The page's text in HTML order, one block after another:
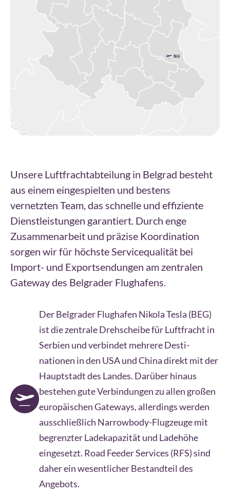
Unsere Luftfrachtabteilung in Belgrad besteht
aus einem eingespielten und bestens
vernetzten Team, das schnelle und effiziente
Dienstleistungen garantiert. Durch enge
Zusammenarbeit und präzise Koordination
sorgen wir für höchste Servicequalität bei
Import- und Exportsendungen am zentralen
Gateway des Belgrader Flughafens.
Der Belgrader Flughafen Nikola Tesla (BEG)
ist die zentrale Drehscheibe für Luftfracht in
Serbien und verbindet mehrere Desti­
nationen in den USA und China direkt mit der
Hauptstadt des Landes. Darüber hinaus
bestehen gute Verbindungen zu allen großen
europäischen Gateways, allerdings werden
ausschließlich Narrowbody-Flugzeuge mit
begrenzter Ladekapazität und Ladehöhe
eingesetzt. Road Feeder Services (RFS) sind
daher ein wesentlicher Bestandteil des
Angebots.